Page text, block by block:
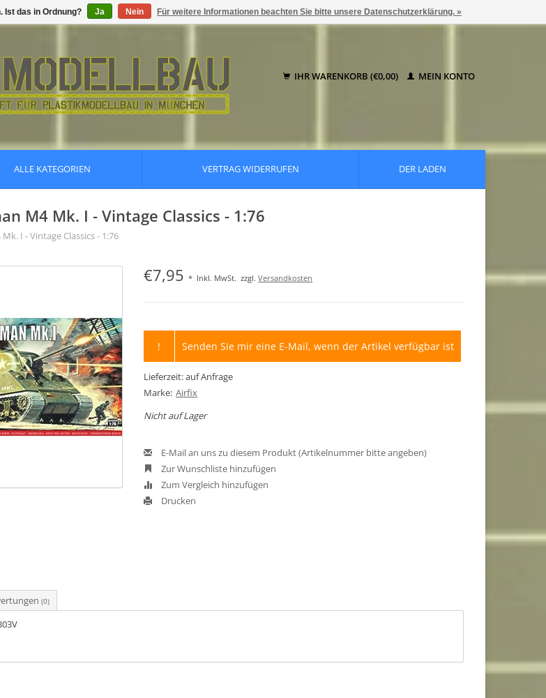
IHR WARENKORB (€0,00) MEIN KONTO
ALLE KATEGORIEN VERTRAG WIDERRUFEN DER LADEN
M4 Mk. I - Vintage Classics - 1:76
I - Vintage Classics - 1:76
€7,95* Inkl. MwSt. zzgl.Versandkosten
! Senden Sie mir eine E-Mail, wenn der Artikel verfügbar ist
Lieferzeit: auf Anfrage
Marke: Airfix
Nicht auf Lager
E-Mail an uns zu diesem Produkt (Artikelnummer bitte angeben)
Zur Wunschliste hinzufügen
Zum Vergleich hinzufügen
Drucken
(0)
Ist das in Ordnung? Ja Nein Für weitere Informationen beachten Sie bitte unsere Datenschutzerklärung. »